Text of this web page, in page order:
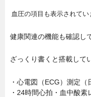
血圧の項目も表示されて
健康関連の機能も確認し
ざっくり書くと搭載して
・心電図（ECG）測定（
・24時間心拍・血中酸